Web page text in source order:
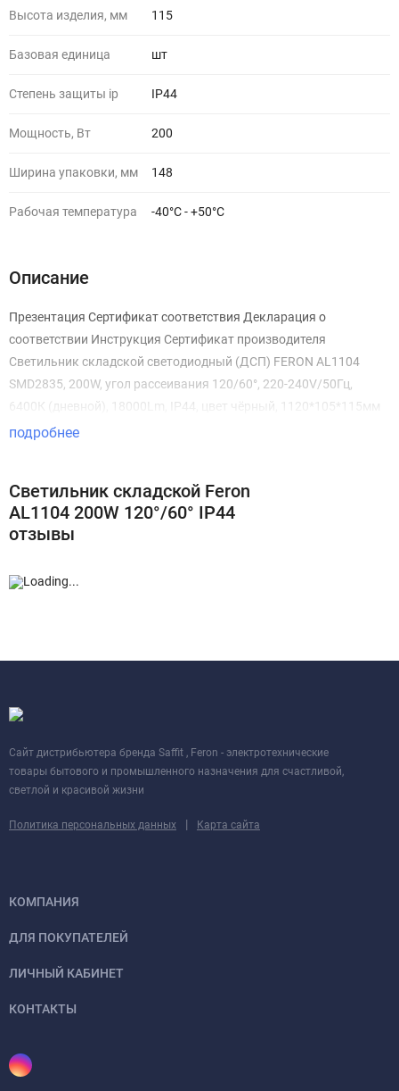
Высота изделия, мм 115
Базовая единица шт
Степень защиты ip IP44
Мощность, Вт 200
Ширина упаковки, мм 148
Рабочая температура -40°C - +50°C
Описание
Презентация Сертификат соответствия Декларация о
соответствии Инструкция Сертификат производителя
Светильник складской светодиодный (ДСП) FERON AL1104
SMD2835, 200W, угол рассеивания 120/60°, 220-240V/50Гц,
6400К (дневной), 18000Lm, IP44, цвет чёрный, 1120*105*115мм
подробнее
Светильник складской Feron
AL1104 200W 120°/60° IP44
отзывы
Cайт дистрибьютера бренда Saffit , Feron - электротехнические
товары бытового и промышленного назначения для счастливой,
светлой и красивой жизни
Политика персональных данных | Карта сайта
КОМПАНИЯ
ДЛЯ ПОКУПАТЕЛЕЙ
ЛИЧНЫЙ КАБИНЕТ
КОНТАКТЫ